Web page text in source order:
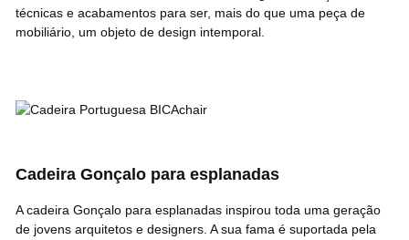
técnicas e acabamentos para ser, mais do que uma peça de
mobiliário, um objeto de design intemporal.
Cadeira Gonçalo para esplanadas
A cadeira Gonçalo para esplanadas inspirou toda uma geração
de jovens arquitetos e designers. A sua fama é suportada pela